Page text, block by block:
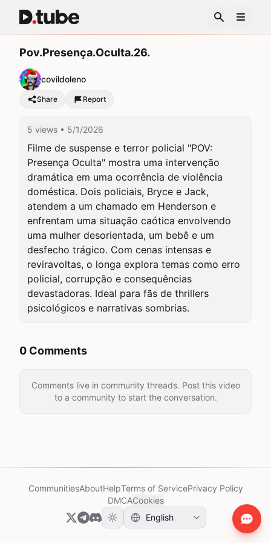
Pov.Presença.Oculta.26.
covildoleno
Share Report
5 views • 5/1/2026
Filme de suspense e terror policial "POV:
Presença Oculta" mostra uma intervenção
dramática em uma ocorrência de violência
doméstica. Dois policiais, Bryce e Jack,
atendem a um chamado em Henderson e
enfrentam uma situação caótica envolvendo
uma mulher desorientada, um bebê e um
desfecho trágico. Com cenas intensas e
reviravoltas, o longa explora temas como erro
policial, corrupção e consequências
devastadoras. Ideal para fãs de thrillers
psicológicos e narrativas sombrias.
0 Comments
Comments live in community threads. Post this video
to a community to start the conversation.
CommunitiesAboutHelpTerms of ServicePrivacy Policy
DMCACookies